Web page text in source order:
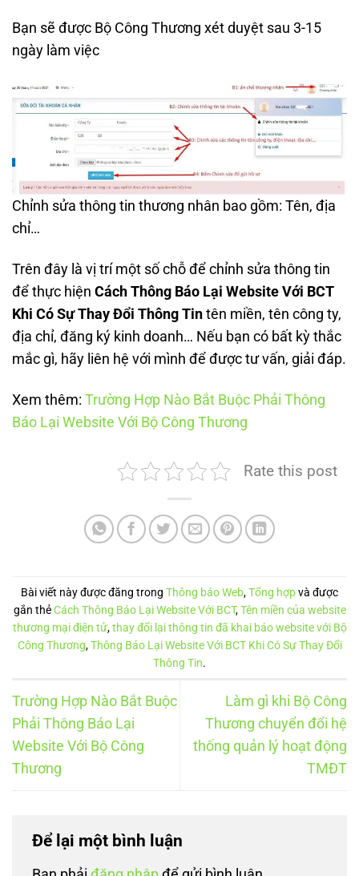
Bạn sẽ được Bộ Công Thương xét duyệt sau 3-15
ngày làm việc
Chỉnh sửa thông tin thương nhân bao gồm: Tên, địa
chỉ…
Trên đây là vị trí một số chỗ để chỉnh sửa thông tin
để thực hiện Cách Thông Báo Lại Website Với BCT
Khi Có Sự Thay Đổi Thông Tin tên miền, tên công ty,
địa chỉ, đăng ký kinh doanh… Nếu bạn có bất kỳ thắc
mắc gì, hãy liên hệ với mình để được tư vấn, giải đáp.
Xem thêm: Trường Hợp Nào Bắt Buộc Phải Thông
Báo Lại Website Với Bộ Công Thương
Rate this post
Bài viết này được đăng trong Thông báo Web,Tổng hợpvà được
gắn thẻCách Thông Báo Lại Website Với BCT,Tên miền của website
thương mại điện tử,thay đổi lại thông tin đã khai báo website với Bộ
Công Thương,Thông Báo Lại Website Với BCT Khi Có Sự Thay Đổi
Thông Tin.
Trường Hợp Nào Bắt Buộc
Phải Thông Báo Lại
Website Với Bộ Công
Thương
Làm gì khi Bộ Công
Thương chuyển đổi hệ
thống quản lý hoạt động
TMĐT
Để lại một bình luận